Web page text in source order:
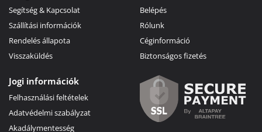
Segítség & Kapcsolat
Szállítási információk
Rendelés állapota
Visszaküldés
Belépés
Rólunk
Céginformáció
Biztonságos fizetés
Jogi információk
Felhasználási feltételek
Adatvédelmi szabályzat
Akadálymentesség